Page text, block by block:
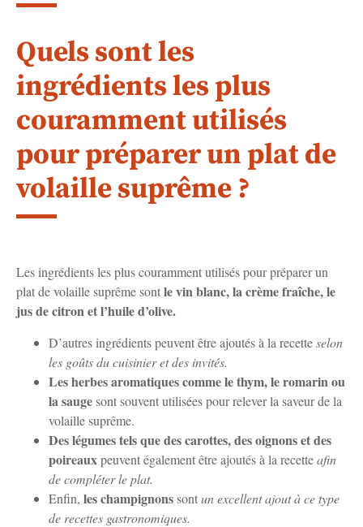
Quels sont les
ingrédients les plus
couramment utilisés
pour préparer un plat de
volaille suprême ?
Les ingrédients les plus couramment utilisés pour préparer un
plat de volaille suprême sontle vin blanc, la crème fraîche, le
jus de citron et l’huile d’olive.
D’autres ingrédients peuvent être ajoutés à la recetteselon
les goûts du cuisinier et des invités.
Les herbes aromatiques comme le thym, le romarin ou
la saugesont souvent utilisées pour relever la saveur de la
volaille suprême.
Des légumes tels que des carottes, des oignons et des
poireauxpeuvent également être ajoutés à la recetteafin
de compléter le plat.
Enfin, les champignonssontun excellent ajout à ce type
de recettes gastronomiques.